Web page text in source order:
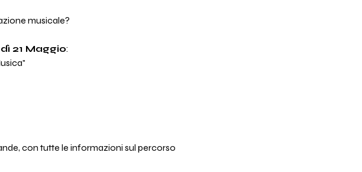
musicale?
21 Maggio:
con tutte le informazioni sul percorso